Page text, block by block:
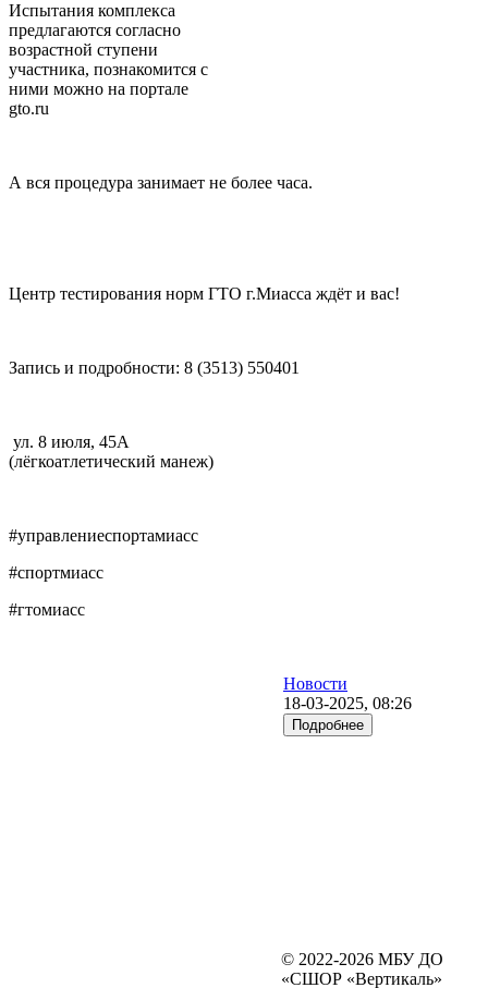
Испытания комплекса
предлагаются согласно
возрастной ступени
участника, познакомится с
ними можно на портале
gto.ru
А вся процедура занимает не более часа.
Центр тестирования норм ГТО г.Миасса ждёт и вас!
Запись и подробности: 8 (3513) 550401
ул. 8 июля, 45А
(лёгкоатлетический манеж)
#управлениеспортамиасс
#спортмиасс
#гтомиасс
Новости
18-03-2025, 08:26
Подробнее
© 2022-2026 МБУ ДО
«СШОР «Вертикаль»